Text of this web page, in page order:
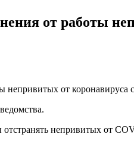
от работы
непривитых от коронавируса
отстранять непривитых от